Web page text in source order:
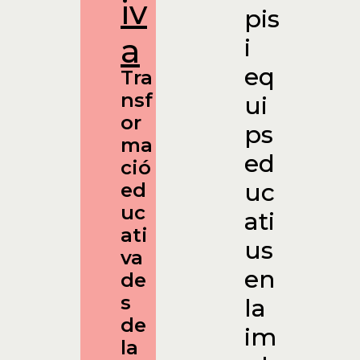
iv
a
Tra
nsf
or
ma
ció
ed
uc
ati
va
de
s
de
la
pis
i
eq
ui
ps
ed
uc
ati
us
en
la
im